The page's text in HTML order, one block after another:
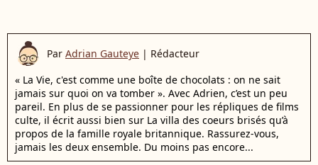
Par Adrian Gauteye | Rédacteur
« La Vie, c'est comme une boîte de chocolats : on ne sait
jamais sur quoi on va tomber ». Avec Adrien, c’est un peu
pareil. En plus de se passionner pour les répliques de films
culte, il écrit aussi bien sur La villa des coeurs brisés qu’à
propos de la famille royale britannique. Rassurez-vous,
jamais les deux ensemble. Du moins pas encore...